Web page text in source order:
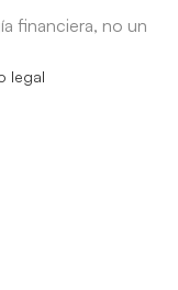
financiera, no un
legal